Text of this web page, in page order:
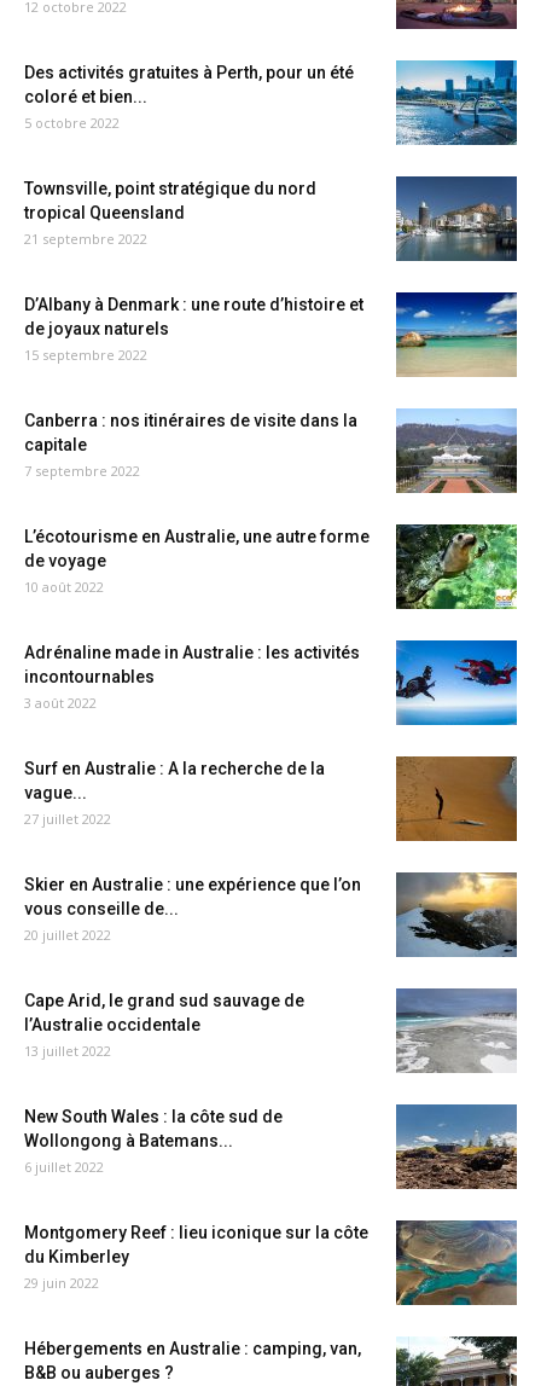
12 octobre 2022
Des activités gratuites à Perth, pour un été
coloré et bien...
5 octobre 2022
Townsville, point stratégique du nord
tropical Queensland
21 septembre 2022
D’Albany à Denmark : une route d’histoire et
de joyaux naturels
15 septembre 2022
Canberra : nos itinéraires de visite dans la
capitale
7 septembre 2022
L’écotourisme en Australie, une autre forme
de voyage
10 août 2022
Adrénaline made in Australie : les activités
incontournables
3 août 2022
Surf en Australie : A la recherche de la
vague...
27 juillet 2022
Skier en Australie : une expérience que l’on
vous conseille de...
20 juillet 2022
Cape Arid, le grand sud sauvage de
l’Australie occidentale
13 juillet 2022
New South Wales : la côte sud de
Wollongong à Batemans...
6 juillet 2022
Montgomery Reef : lieu iconique sur la côte
du Kimberley
29 juin 2022
Hébergements en Australie : camping, van,
B&B ou auberges ?